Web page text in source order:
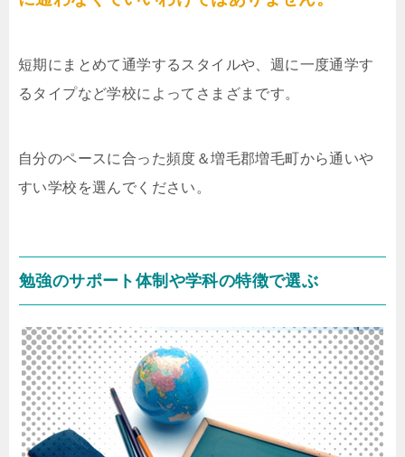
短期にまとめて通学するスタイルや、週に一度通学す
るタイプなど学校によってさまざまです。
自分のペースに合った頻度＆増毛郡増毛町から通いや
すい学校を選んでください。
勉強のサポート体制や学科の特徴で選ぶ